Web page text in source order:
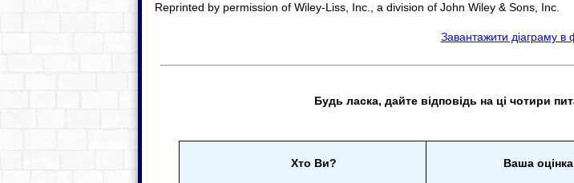
Reprinted by permission of Wiley-Liss, Inc., a division of John Wiley & Sons, Inc.
Завантажити діаграму
Будь ласка, дайте відповідь на ці чотири
Хто Ви? Ваша